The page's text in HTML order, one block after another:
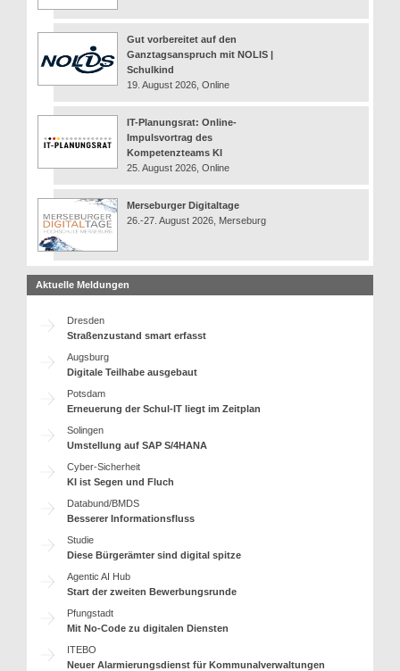
Gut vorbereitet auf den
Ganztagsanspruch mit NOLIS |
Schulkind
19. August 2026, Online
IT-Planungsrat: Online-
Impulsvortrag des
Kompetenzteams KI
25. August 2026, Online
Merseburger Digitaltage
26.-27. August 2026, Merseburg
Aktuelle Meldungen
Dresden
Straßenzustand smart erfasst
Augsburg
Digitale Teilhabe ausgebaut
Potsdam
Erneuerung der Schul-IT liegt im Zeitplan
Solingen
Umstellung auf SAP S/4HANA
Cyber-Sicherheit
KI ist Segen und Fluch
Databund/BMDS
Besserer Informationsfluss
Studie
Diese Bürgerämter sind digital spitze
Agentic AI Hub
Start der zweiten Bewerbungsrunde
Pfungstadt
Mit No-Code zu digitalen Diensten
ITEBO
Neuer Alarmierungsdienst für Kommunalverwaltungen